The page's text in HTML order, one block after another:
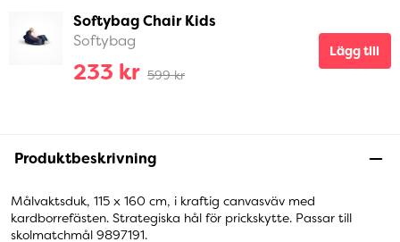
Softybag Chair Kids
Softybag
233 kr 599 kr
Lägg till
Produktbeskrivning
Målvaktsduk, 115 x 160 cm, i kraftig canvasväv med
kardborrefästen. Strategiska hål för prickskytte. Passar till
skolmatchmål 9897191.